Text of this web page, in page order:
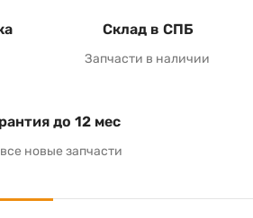
Склад в СПБ
Запчасти в наличии
до 12 мес
новые запчасти